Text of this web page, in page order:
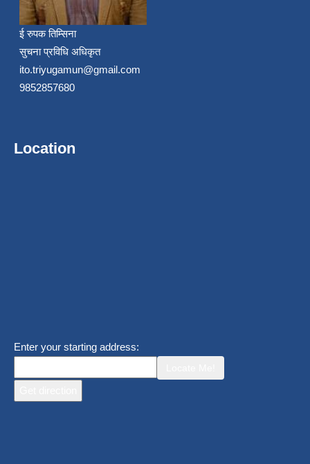
ई रुपक तिम्सिना
सुचना प्रविधि अधिकृत
ito.triyugamun@gmail.com
9852857680
Location
Enter your starting address: